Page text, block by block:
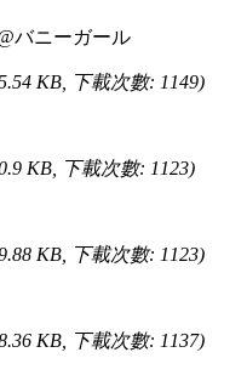
バニーガール
KB, 下載次數: 1149)
KB, 下載次數: 1123)
KB, 下載次數: 1123)
KB, 下載次數: 1137)